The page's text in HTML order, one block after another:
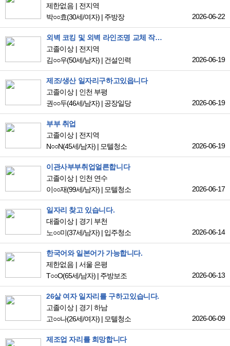
제한없음
전지역
박○○효(30세/여자) | 주방장 2026-06-22
외벽 코킹 및 외벽 라인조명 교체 작업 ,전기 내선 작업 ,배관 설비,기타 설비,배추 작업 경험 있음 외벽코킹 장비 완비,기타 설비공구 보유
고졸이상
전지역
김○○우(50세/남자) | 건설인력 2026-06-19
제조/생산 일자리구하고있읍니다
고졸이상
인천 부평
권○○두(46세/남자) | 공장일당 2026-06-19
부부 취업
고졸이상
전지역
N○○N(45세/남자) | 모텔청소 2026-06-19
이관사부부취업얼른합니다
고졸이상
인천 연수
이○○재(99세/남자) | 모텔청소 2026-06-17
일자리 찾고 있습니다.
대졸이상
경기 부천
노○○미(37세/남자) | 입주청소 2026-06-14
한국어와 일본어가 가능합니다.
제한없음
서울 은평
T○○O(65세/남자) | 주방보조 2026-06-13
26살 여자 일자리를 구하고있습니다.
고졸이상
경기 하남
고○○나(26세/여자) | 모텔청소 2026-06-09
제조업 자리를 희망합니다